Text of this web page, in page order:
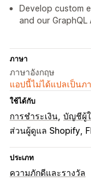
Develop custom
and our GraphQL
ภาษา
ภาษาอังกฤษ
แอปนี้ไม่ได้แปลเป็นภ
ใช้ได้กับ
การชำระเงิน บัญชีผู้
ส่วนผู้ดูแล Shopify
ประเภท
ความภักดีและรางวัล